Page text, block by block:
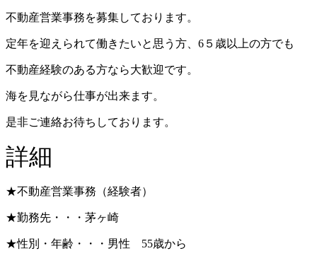
不動産営業事務を募集しております。
定年を迎えられて働きたいと思う方、6５歳以上の方でも
不動産経験のある方なら大歓迎です。
海を見ながら仕事が出来ます。
是非ご連絡お待ちしております。
詳細
★不動産営業事務（経験者）
★勤務先・・・茅ヶ崎
★性別・年齢・・・男性 55歳から